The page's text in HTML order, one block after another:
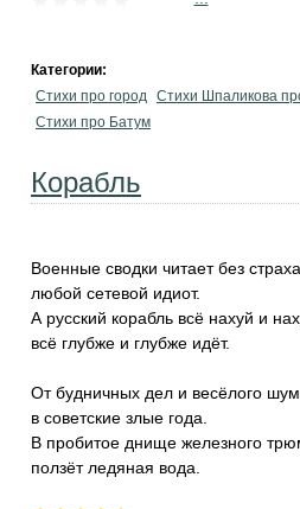
Категории:
Стихи про город Стихи Шпаликова
Стихи про Батум
Корабль
Военные сводки читает без страха
любой сетевой идиот.
А русский корабль всё нахуй и
всё глубже и глубже идёт.
От будничных дел и весёлого
в советские злые года.
В пробитое днище железного
ползёт ледяная вода.